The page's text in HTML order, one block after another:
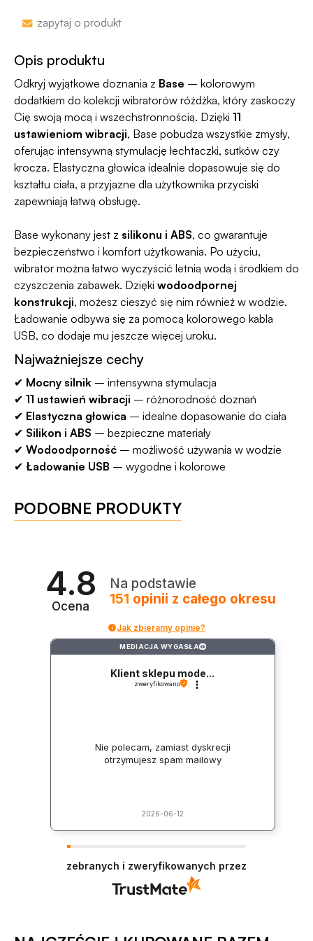
Dyskrecji — jeśli ją naruszymy, zwrócimy Ci
100 dni na zwrot. Sam proces jesy niezwykle
programu Wygodne Zwroty®
zapytaj o produkt
Opis produktu
Odkryj wyjątkowe doznania z Base – kolorowym
dodatkiem do kolekcji wibratorów różdżka, który zaskoczy
Cię swoją mocą i wszechstronnością. Dzięki 11
ustawieniom wibracji, Base pobudza wszystkie zmysły,
oferując intensywną stymulację łechtaczki, sutków czy
krocza. Elastyczna głowica idealnie dopasowuje się do
kształtu ciała, a przyjazne dla użytkownika przyciski
zapewniają łatwą obsługę.
Base wykonany jest z silikonu i ABS, co gwarantuje
bezpieczeństwo i komfort użytkowania. Po użyciu,
wibrator można łatwo wyczyścić letnią wodą i środkiem do
czyszczenia zabawek. Dzięki wodoodpornej
konstrukcji, możesz cieszyć się nim również w wodzie.
Ładowanie odbywa się za pomocą kolorowego kabla
USB, co dodaje mu jeszcze więcej uroku.
Najważniejsze cechy
✔ Mocny silnik – intensywna stymulacja
✔ 11 ustawień wibracji – różnorodność doznań
✔ Elastyczna głowica – idealne dopasowanie do ciała
✔ Silikon i ABS – bezpieczne materiały
✔ Wodoodporność – możliwość używania w wodzie
✔ Ładowanie USB – wygodne i kolorowe
PODOBNE PRODUKTY
4.8
Ocena
Na podstawie
151 opinii z całego okresu
Jak zbieramy opinie?
MEDIACJA WYGASŁA ?
Klient sklepu mode...
zweryfikowano
Nie polecam, zamiast dyskrecji
otrzymujesz spam mailowy
2026-06-12
zebranych i zweryfikowanych przez